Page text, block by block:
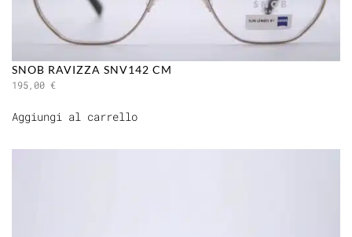
SNOB RAVIZZA SNV142 CM
195,00 €
Aggiungi al carrello